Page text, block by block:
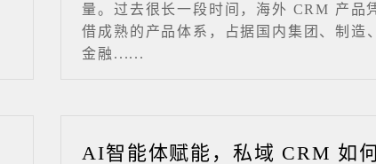
量。过去很长一段时间，海外 CRM 产品
借成熟的产品体系，占据国内集团、制造
金融......
AI智能体赋能，私域 CRM 如